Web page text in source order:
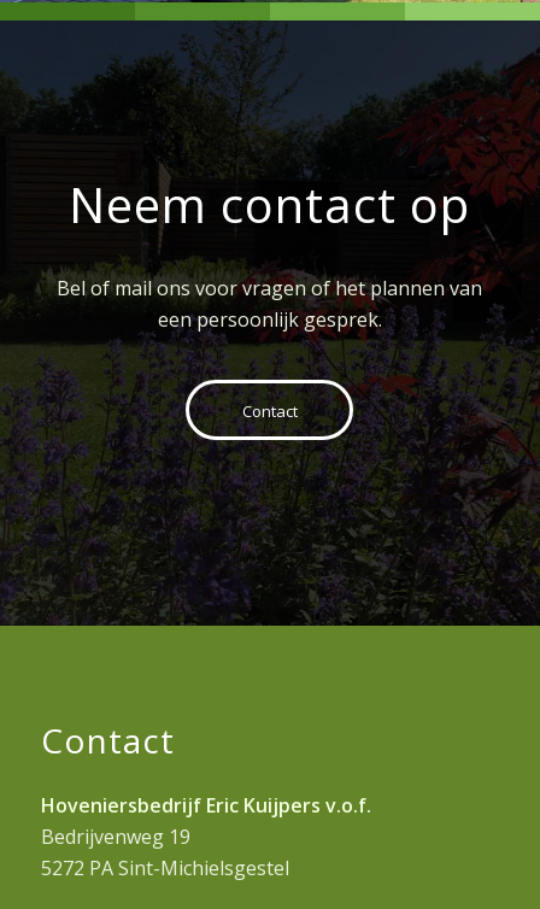
Neem contact op
Bel of mail ons voor vragen of het plannen van
een persoonlijk gesprek.
Contact
Contact
Hoveniersbedrijf Eric Kuijpers v.o.f.
Bedrijvenweg 19
5272 PA Sint-Michielsgestel